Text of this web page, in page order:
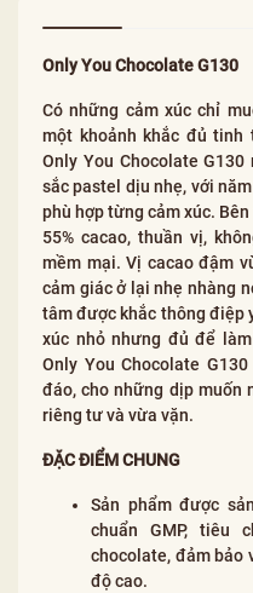
Only You Chocolate G130
Có những cảm xúc chỉ
một khoảnh khắc đủ
Only You Chocolate
sắc pastel dịu nhẹ, với
phù hợp từng cảm xúc.
55% cacao, thuần vị,
mềm mại. Vị cacao đậm
cảm giác ở lại nhẹ nhàng
tâm được khắc thông điệp
xúc nhỏ nhưng đủ để
Only You Chocolate
đáo, cho những dịp muốn
riêng tư và vừa vặn.
ĐẶC ĐIỂM CHUNG
Sản phẩm được
chuẩn GMP, tiêu
chocolate, đảm bảo
độ cao.